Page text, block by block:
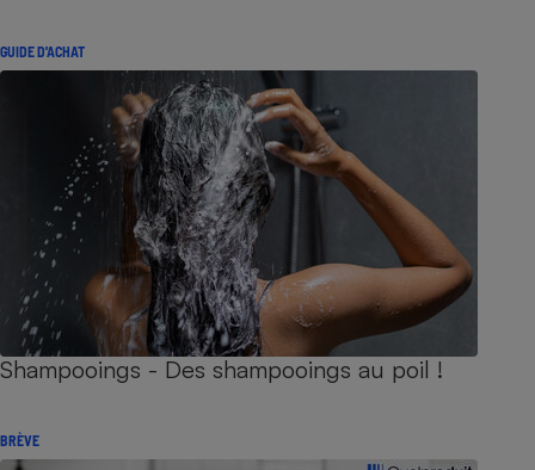
GUIDE D'ACHAT
Shampooings - Des shampooings au poil !
BRÈVE